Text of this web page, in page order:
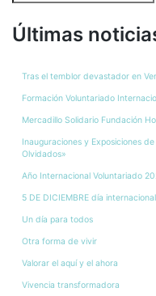
Últimas
Tras el temblor devastador en
Formación Voluntariado
Mercadillo Solidario Fundación
Inauguraciones y Exposiciones
Olvidados»
Año Internacional Voluntariado
5 DE DICIEMBRE día
Un día para todos
Otra forma de vivir
Valorar el aquí y el ahora
Vivencia transformadora